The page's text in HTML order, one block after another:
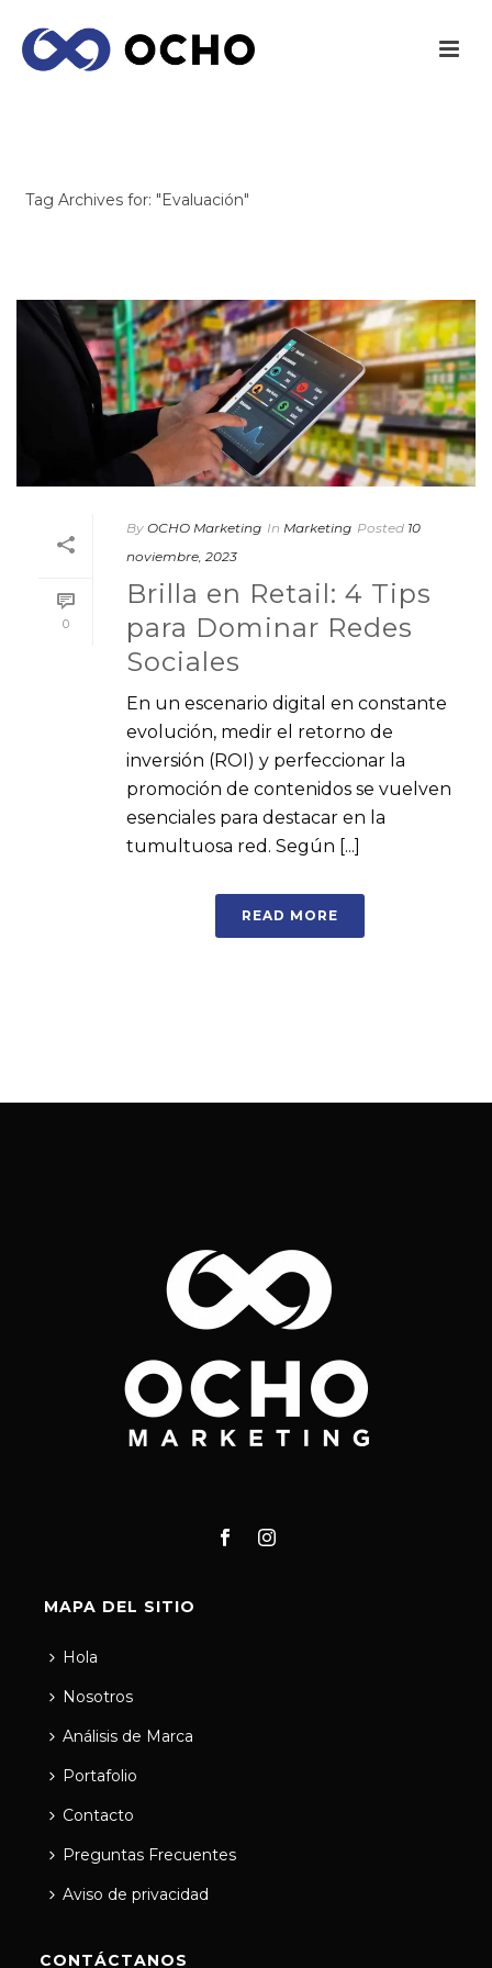
Tag Archives for: "Evaluación"
0
By OCHO Marketing In Marketing Posted 10
noviembre, 2023
Brilla en Retail: 4 Tips
para Dominar Redes
Sociales
En un escenario digital en constante
evolución, medir el retorno de
inversión (ROI) y perfeccionar la
promoción de contenidos se vuelven
esenciales para destacar en la
tumultuosa red. Según [...]
READ MORE
MAPA DEL SITIO
Hola
Nosotros
Análisis de Marca
Portafolio
Contacto
Preguntas Frecuentes
Aviso de privacidad
CONTÁCTANOS